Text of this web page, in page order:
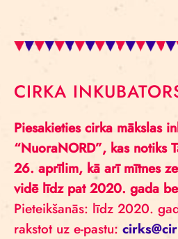
CIRKA
Piesakieties cirka mākslas
“NuoraNORD”, kas notiks
26. aprīlim, kā arī mītnes
vidē līdz pat 2020. gada
Pieteikšanās: līdz 2020.
rakstot uz e-pastu: